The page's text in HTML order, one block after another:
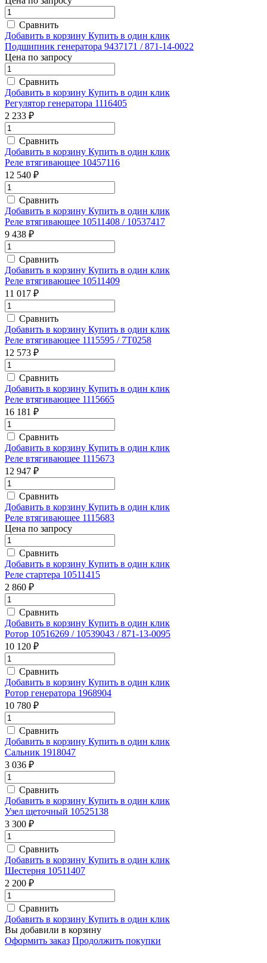
Сравнить
Добавить в корзину Купить в один клик
Подшипник генератора 9437171 / 871-14-0022
Цена по запросу
Сравнить
Добавить в корзину Купить в один клик
Регулятор генератора 1116405
2 233 ₽
Сравнить
Добавить в корзину Купить в один клик
Реле втягивающее 10457116
12 540 ₽
Сравнить
Добавить в корзину Купить в один клик
Реле втягивающее 10511408 / 10537417
9 438 ₽
Сравнить
Добавить в корзину Купить в один клик
Реле втягивающее 10511409
11 017 ₽
Сравнить
Добавить в корзину Купить в один клик
Реле втягивающее 1115595 / 7T0258
12 573 ₽
Сравнить
Добавить в корзину Купить в один клик
Реле втягивающее 1115665
16 181 ₽
Сравнить
Добавить в корзину Купить в один клик
Реле втягивающее 1115673
12 947 ₽
Сравнить
Добавить в корзину Купить в один клик
Реле втягивающее 1115683
Цена по запросу
Сравнить
Добавить в корзину Купить в один клик
Реле стартера 10511415
2 860 ₽
Сравнить
Добавить в корзину Купить в один клик
Ротор 10516269 / 10539043 / 871-13-0095
10 120 ₽
Сравнить
Добавить в корзину Купить в один клик
Ротор генератора 1968904
10 780 ₽
Сравнить
Добавить в корзину Купить в один клик
Сальник 1918047
3 036 ₽
Сравнить
Добавить в корзину Купить в один клик
Узел щеточный 10525138
3 300 ₽
Сравнить
Добавить в корзину Купить в один клик
Шестерня 10511407
2 200 ₽
Сравнить
Добавить в корзину Купить в один клик
Вы добавили в корзину
Оформить заказ Продолжить покупки